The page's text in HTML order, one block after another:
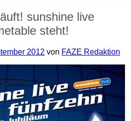
sunshine live
steht!
2012 von FAZE Redaktion